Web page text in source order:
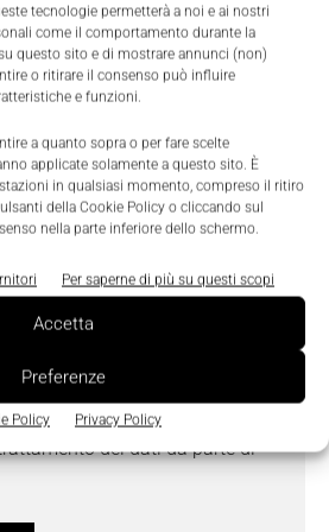
tecnologie permetterà a noi e ai nostri
come il comportamento durante la
questo sito e di mostrare annunci (non)
o ritirare il consenso può influire
e funzioni.
a quanto sopra o per fare scelte
applicate solamente a questo sito. È
in qualsiasi momento, compreso il ritiro
della Cookie Policy o cliccando sul
nella parte inferiore dello schermo.
Per saperne di più su questi scopi
Accetta
Preferenze
Policy Privacy Policy
l'Informativa sulla Privacy
dei dati da parte di